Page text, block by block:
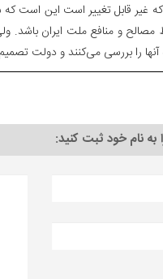
غیر قابل تغییر است این است که
مصالح و منافع ملت ایران
آنها را بررسی می‌کنند و دولت
به نام خود ثبت کنید: